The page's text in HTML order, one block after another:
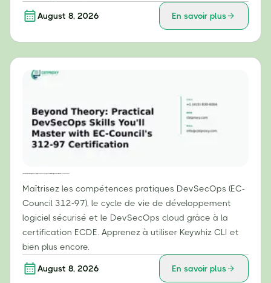
August 8, 2026 En savoir plus
Maîtrisez les compétences pratiques DevSecOps (EC-
Council 312-97), le cycle de vie de développement
logiciel sécurisé et le DevSecOps cloud grâce à la
certification ECDE. Apprenez à utiliser Keywhiz CLI et
bien plus encore.
August 8, 2026 En savoir plus